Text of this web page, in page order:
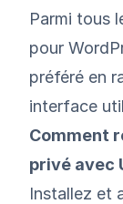
Parmi tous
pour
préféré en
interface
Comment
privé avec
Installez et